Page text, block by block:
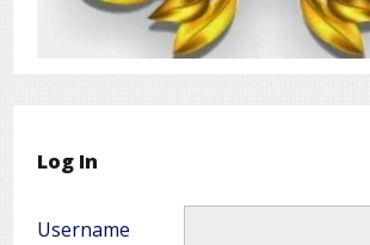
Log In
Username